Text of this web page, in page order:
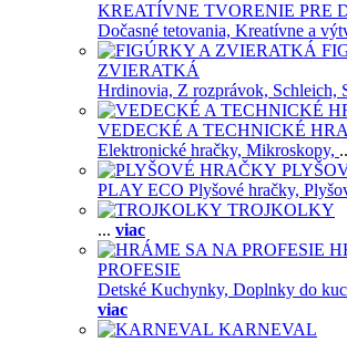
KREATÍVNE TVORENIE PRE
Dočasné tetovania, Kreatívne a
ZVIERATKÁ
Hrdinovia, Z rozprávok, Schleich,
VEDECKÉ A TECHNICKÉ
Elektronické hračky, Mikroskopy,
PLAY ECO Plyšové hračky,
TROJKOLKY
... viac
PROFESIE
Detské Kuchynky, Doplnky do
viac
KARNEVAL